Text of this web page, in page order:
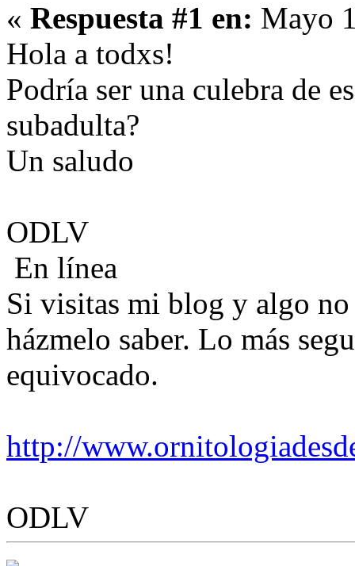
« Respuesta #1 en: Mayo
Hola a todxs!
Podría ser una culebra de
subadulta?
Un saludo
ODLV
En línea
Si visitas mi blog y algo
házmelo saber. Lo más
equivocado.
http://
ODLV